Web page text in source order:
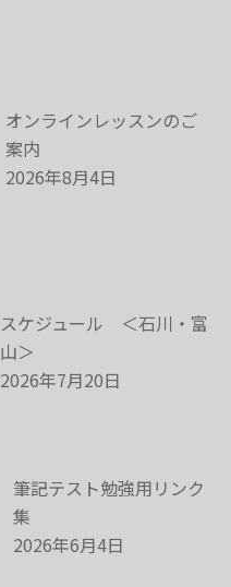
オンラインレッスンのご
案内
2026年8月4日
スケジュール ＜石川・富
山＞
2026年7月20日
筆記テスト勉強用リンク
集
2026年6月4日